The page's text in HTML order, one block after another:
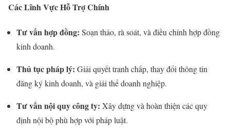
Các Lĩnh Vực Hỗ Trợ Chính
Tư vấn hợp đồng: Soạn thảo, rà soát, và điều chỉnh hợp đồng
kinh doanh.
Thủ tục pháp lý: Giải quyết tranh chấp, thay đổi thông tin
đăng ký kinh doanh, và giải thể doanh nghiệp.
Tư vấn nội quy công ty: Xây dựng và hoàn thiện các quy
định nội bộ phù hợp với pháp luật.